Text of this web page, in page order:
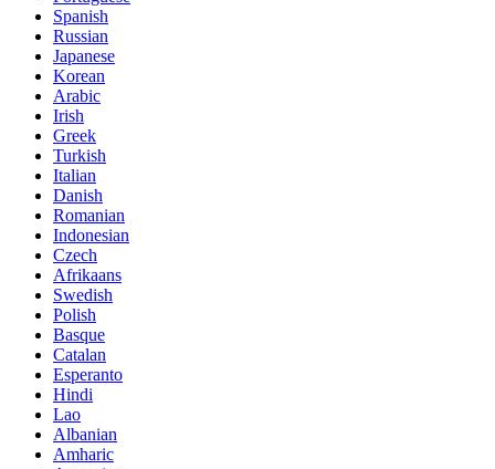
Spanish
Russian
Japanese
Korean
Arabic
Irish
Greek
Turkish
Italian
Danish
Romanian
Indonesian
Czech
Afrikaans
Swedish
Polish
Basque
Catalan
Esperanto
Hindi
Lao
Albanian
Amharic